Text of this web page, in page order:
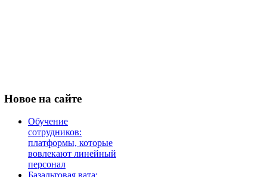
Новое на сайте
Обучение
сотрудников:
платформы, которые
вовлекают линейный
персонал